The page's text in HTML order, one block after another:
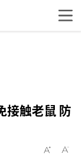
接触老鼠 防